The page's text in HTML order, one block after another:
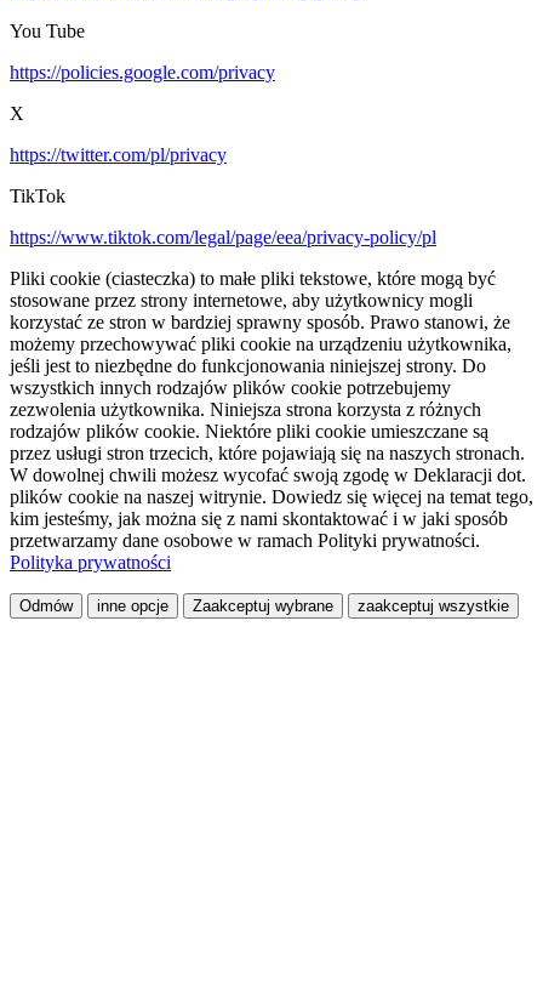
You Tube
https://policies.google.com/privacy
X
https://twitter.com/pl/privacy
TikTok
https://www.tiktok.com/legal/page/eea/privacy-policy/pl
Pliki cookie (ciasteczka) to małe pliki tekstowe, które mogą być
stosowane przez strony internetowe, aby użytkownicy mogli
korzystać ze stron w bardziej sprawny sposób. Prawo stanowi, że
możemy przechowywać pliki cookie na urządzeniu użytkownika,
jeśli jest to niezbędne do funkcjonowania niniejszej strony. Do
wszystkich innych rodzajów plików cookie potrzebujemy
zezwolenia użytkownika. Niniejsza strona korzysta z różnych
rodzajów plików cookie. Niektóre pliki cookie umieszczane są
przez usługi stron trzecich, które pojawiają się na naszych stronach.
W dowolnej chwili możesz wycofać swoją zgodę w Deklaracji dot.
plików cookie na naszej witrynie. Dowiedz się więcej na temat tego,
kim jesteśmy, jak można się z nami skontaktować i w jaki sposób
przetwarzamy dane osobowe w ramach Polityki prywatności.
Polityka prywatności
Odmów inne opcje Zaakceptuj wybrane zaakceptuj wszystkie